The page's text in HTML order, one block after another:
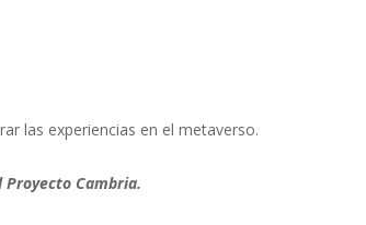
las experiencias en el metaverso.
Cambria.